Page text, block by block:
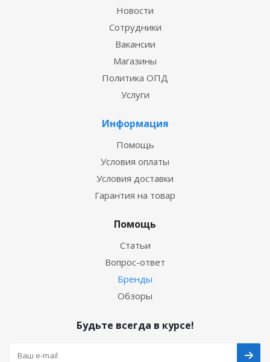
Новости
Сотрудники
Вакансии
Магазины
Политика ОПД
Услуги
Информация
Помощь
Условия оплаты
Условия доставки
Гарантия на товар
Помощь
Статьи
Вопрос-ответ
Бренды
Обзоры
Будьте всегда в курсе!